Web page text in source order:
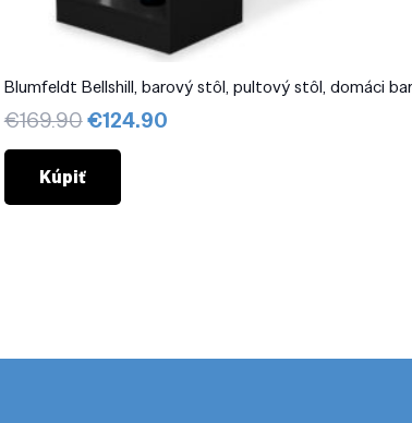
Blumfeldt Bellshill, barový stôl, pultový stôl, domáci bar
€169.90Pôvodná
cena
bola:
€169.90.
€124.90Aktuálna
Kúpiť